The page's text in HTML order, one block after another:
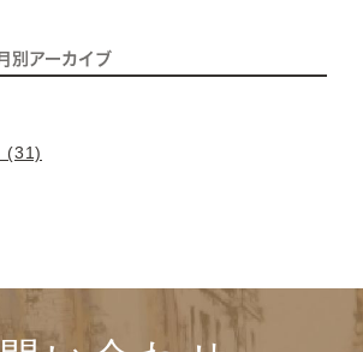
別アーカイブ
(31)